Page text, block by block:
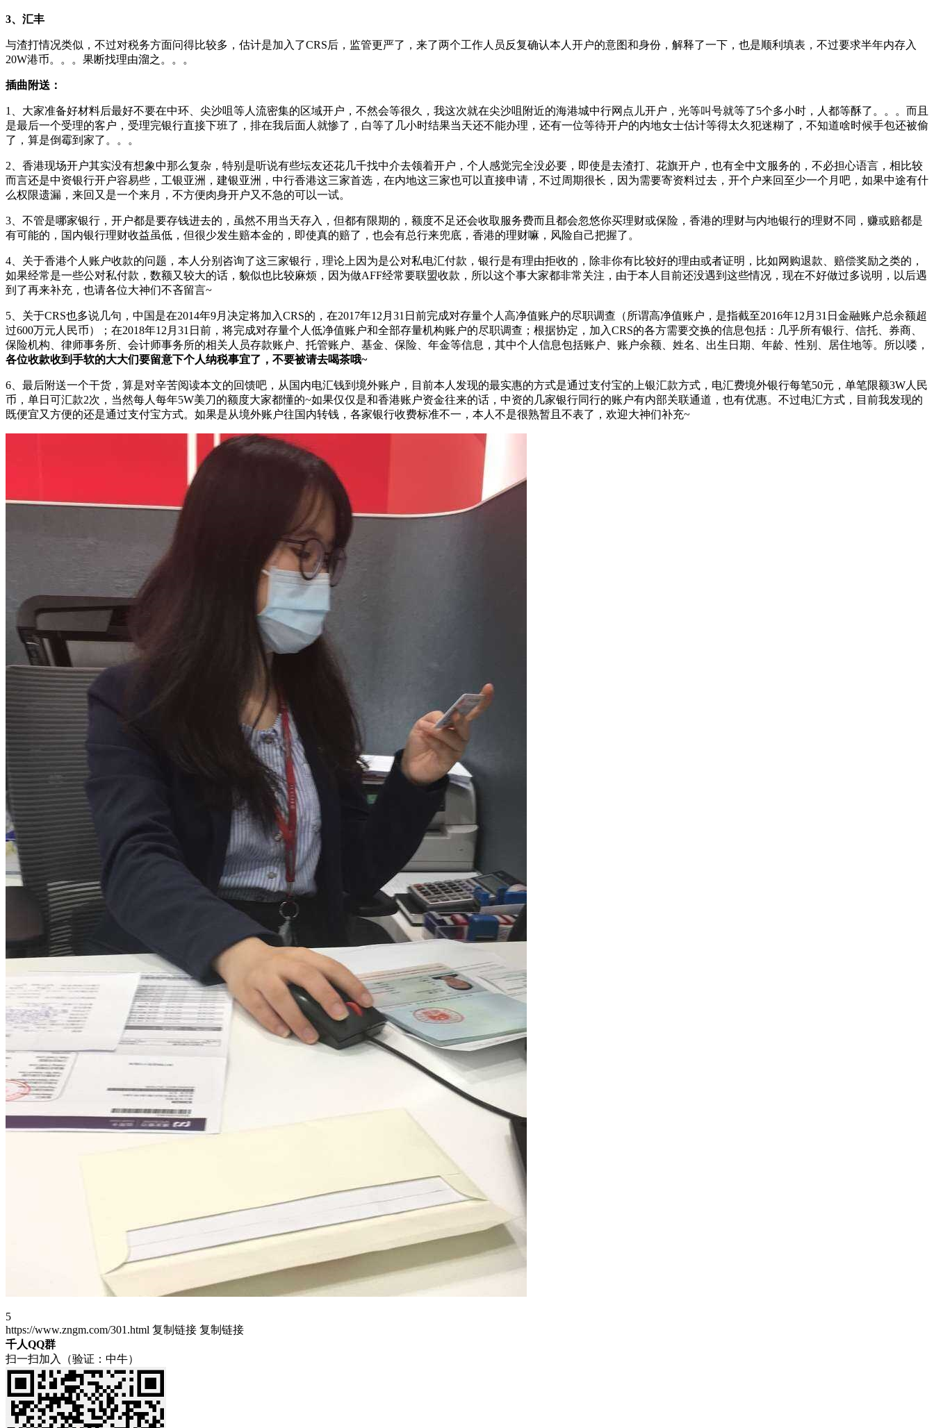
3、汇丰
与渣打情况类似，不过对税务方面问得比较多，估计是加入了CRS后，监管更严了，来了两个工作人员反复确认本人开户的意图和身份，解释了一下，也是顺利填表，不过要求半年内存入
20W港币。。。果断找理由溜之。。。
插曲附送：
1、大家准备好材料后最好不要在中环、尖沙咀等人流密集的区域开户，不然会等很久，我这次就在尖沙咀附近的海港城中行网点儿开户，光等叫号就等了5个多小时，人都等酥了。。。而且
是最后一个受理的客户，受理完银行直接下班了，排在我后面人就惨了，白等了几小时结果当天还不能办理，还有一位等待开户的内地女士估计等得太久犯迷糊了，不知道啥时候手包还被偷
了，算是倒霉到家了。。。
2、香港现场开户其实没有想象中那么复杂，特别是听说有些坛友还花几千找中介去领着开户，个人感觉完全没必要，即使是去渣打、花旗开户，也有全中文服务的，不必担心语言，相比较
而言还是中资银行开户容易些，工银亚洲，建银亚洲，中行香港这三家首选，在内地这三家也可以直接申请，不过周期很长，因为需要寄资料过去，开个户来回至少一个月吧，如果中途有什
么权限遗漏，来回又是一个来月，不方便肉身开户又不急的可以一试。
3、不管是哪家银行，开户都是要存钱进去的，虽然不用当天存入，但都有限期的，额度不足还会收取服务费而且都会忽悠你买理财或保险，香港的理财与内地银行的理财不同，赚或赔都是
有可能的，国内银行理财收益虽低，但很少发生赔本金的，即使真的赔了，也会有总行来兜底，香港的理财嘛，风险自己把握了。
4、关于香港个人账户收款的问题，本人分别咨询了这三家银行，理论上因为是公对私电汇付款，银行是有理由拒收的，除非你有比较好的理由或者证明，比如网购退款、赔偿奖励之类的，
如果经常是一些公对私付款，数额又较大的话，貌似也比较麻烦，因为做AFF经常要联盟收款，所以这个事大家都非常关注，由于本人目前还没遇到这些情况，现在不好做过多说明，以后遇
到了再来补充，也请各位大神们不吝留言~
5、关于CRS也多说几句，中国是在2014年9月决定将加入CRS的，在2017年12月31日前完成对存量个人高净值账户的尽职调查（所谓高净值账户，是指截至2016年12月31日金融账户总余额超
过600万元人民币）；在2018年12月31日前，将完成对存量个人低净值账户和全部存量机构账户的尽职调查；根据协定，加入CRS的各方需要交换的信息包括：几乎所有银行、信托、券商、
保险机构、律师事务所、会计师事务所的相关人员存款账户、托管账户、基金、保险、年金等信息，其中个人信息包括账户、账户余额、姓名、出生日期、年龄、性别、居住地等。所以喽，
各位收款收到手软的大大们要留意下个人纳税事宜了，不要被请去喝茶哦~
6、最后附送一个干货，算是对辛苦阅读本文的回馈吧，从国内电汇钱到境外账户，目前本人发现的最实惠的方式是通过支付宝的上银汇款方式，电汇费境外银行每笔50元，单笔限额3W人民
币，单日可汇款2次，当然每人每年5W美刀的额度大家都懂的~如果仅仅是和香港账户资金往来的话，中资的几家银行同行的账户有内部关联通道，也有优惠。不过电汇方式，目前我发现的
既便宜又方便的还是通过支付宝方式。如果是从境外账户往国内转钱，各家银行收费标准不一，本人不是很熟暂且不表了，欢迎大神们补充~
5
https://www.zngm.com/301.html 复制链接 复制链接
千人QQ群
扫一扫加入（验证：中牛）